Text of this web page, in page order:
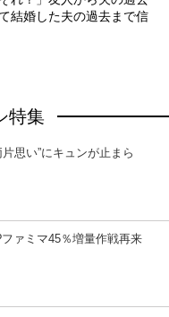
結婚した夫の過去まで信
特集
思い”にキュンが止まら
ァミマ45％増量作戦再来